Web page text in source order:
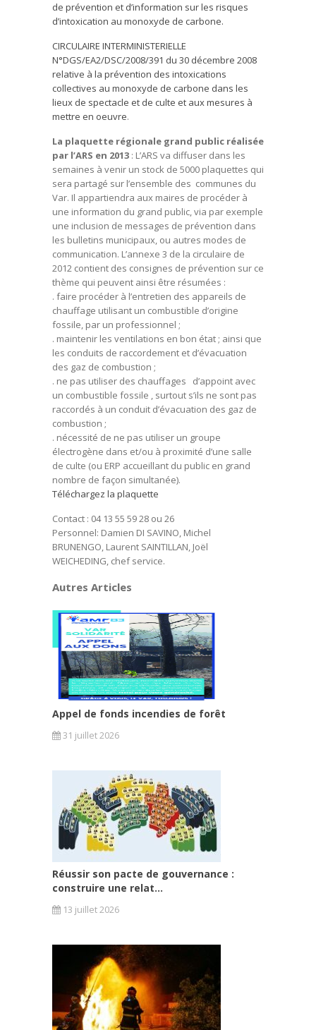
de prévention et d’information sur les risques
d’intoxication au monoxyde de carbone.
CIRCULAIRE INTERMINISTERIELLE
N°DGS/EA2/DSC/2008/391 du 30 décembre 2008
relative à la prévention des intoxications
collectives au monoxyde de carbone dans les
lieux de spectacle et de culte et aux mesures à
mettre en oeuvre.
La plaquette régionale grand public réalisée
par l’ARS en 2013 : L’ARS va diffuser dans les
semaines à venir un stock de 5000 plaquettes qui
sera partagé sur l’ensemble des communes du
Var. Il appartiendra aux maires de procéder à
une information du grand public, via par exemple
une inclusion de messages de prévention dans
les bulletins municipaux, ou autres modes de
communication. L’annexe 3 de la circulaire de
2012 contient des consignes de prévention sur ce
thème qui peuvent ainsi être résumées :
. faire procéder à l’entretien des appareils de
chauffage utilisant un combustible d’origine
fossile, par un professionnel ;
. maintenir les ventilations en bon état ; ainsi que
les conduits de raccordement et d’évacuation
des gaz de combustion ;
. ne pas utiliser des chauffages d’appoint avec
un combustible fossile , surtout s’ils ne sont pas
raccordés à un conduit d’évacuation des gaz de
combustion ;
. nécessité de ne pas utiliser un groupe
électrogène dans et/ou à proximité d’une salle
de culte (ou ERP accueillant du public en grand
nombre de façon simultanée).
Téléchargez la plaquette
Contact : 04 13 55 59 28 ou 26
Personnel: Damien DI SAVINO, Michel
BRUNENGO, Laurent SAINTILLAN, Joël
WEICHEDING, chef service.
Autres Articles
Appel de fonds incendies de forêt
31 juillet 2026
Réussir son pacte de gouvernance :
construire une relat...
13 juillet 2026